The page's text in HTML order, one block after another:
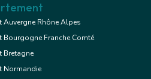
Rhône Alpes
Franche Comté
Bretagne
Normandie